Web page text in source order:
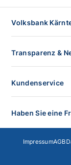
Volksbank
Transparenz &
Kundenservice
Haben Sie eine
ImpressumAGB